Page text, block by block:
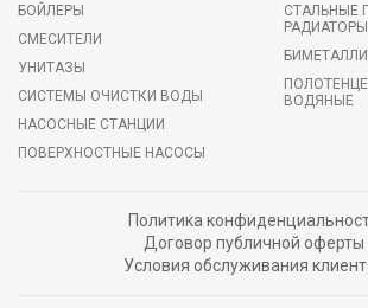
БОЙЛЕРЫ
СМЕСИТЕЛИ
УНИТАЗЫ
СИСТЕМЫ ОЧИСТКИ ВОДЫ
НАСОСНЫЕ СТАНЦИИ
ПОВЕРХНОСТНЫЕ НАСОСЫ
СТАЛЬНЫЕ
РАДИАТОРЫ
ВОДЯНЫЕ
Политика
Договор публичной оферты
Условия обслуживания